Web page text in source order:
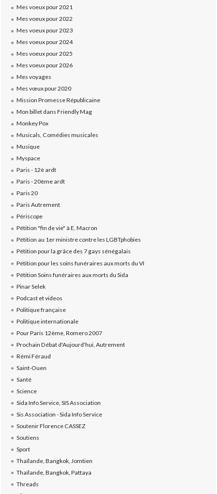
Mes voeux pour 2021
Mes voeux pour 2022
Mes voeux pour 2023
Mes voeux pour 2024
Mes voeux pour 2025
Mes voeux pour 2026
Mes voyages
Mes vœux pour 2020
Mission Promesse Républicaine
Mon billet dans Friendly Mag
Monkey Pox
Musicals, Comédies musicales
Musique
Myspace
Paris - 12è ardt
Paris - 20ème ardt
Paris 20
Paris Autrement
Périscope
Pétition "fin de vie" à E. Macron
Pétition au 1er ministre contre les LGBTphobies
Pétition pour la grâce des 7 gays sénégalais
Pétition pour les soins funéraires aux morts du VI
Pétition Soins funéraires aux morts du Sida
Pinar Selek
Podcast et videos
Politique française
Politique internationale
Pour Paris 12ème, Romero 2007
Prochain Débat d'Aujourd'hui, Autrement
Rémi Féraud
Saint-Ouen
Santé
Science
Sida Info Service, SIS Association
Sis Association - Sida Info Service
Soutenir Florence CASSEZ
Soutiens
Sport
Thaïlande, Bangkok, Jomtien
Thaïlande, Bangkok, Pattaya
Threads